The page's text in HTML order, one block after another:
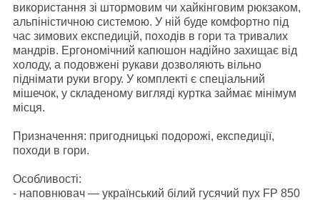
використання зі штормовим чи хайкінговим рюкзаком,
альпіністичною системою. У ній буде комфортно під
час зимових експедицій, походів в гори та тривалих
мандрів. Ергономічний капюшон надійно захищає від
холоду, а подовжені рукави дозволяють вільно
піднімати руки вгору. У комплекті є спеціальний
мішечок, у складеному вигляді куртка займає мінімум
місця.
Призначення: пригодницькі подорожі, експедиції,
походи в гори.
Особливості:
- наповнювач — український білий гусячий пух FP 850